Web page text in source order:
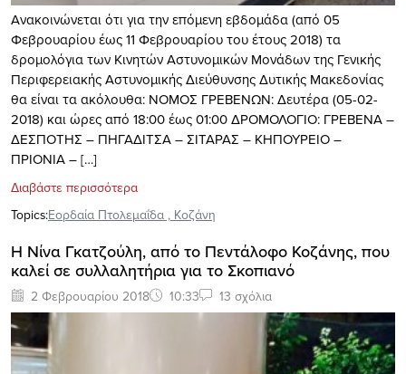
Ανακοινώνεται ότι για την επόμενη εβδομάδα (από 05
Φεβρουαρίου έως 11 Φεβρουαρίου του έτους 2018) τα
δρομολόγια των Κινητών Αστυνομικών Μονάδων της Γενικής
Περιφερειακής Αστυνομικής Διεύθυνσης Δυτικής Μακεδονίας
θα είναι τα ακόλουθα: ΝΟΜΟΣ ΓΡΕΒΕΝΩΝ: Δευτέρα (05-02-
2018) και ώρες από 18:00 έως 01:00 ΔΡΟΜΟΛΟΓΙΟ: ΓΡΕΒΕΝΑ –
ΔΕΣΠΟΤΗΣ – ΠΗΓΑΔΙΤΣΑ – ΣΙΤΑΡΑΣ – ΚΗΠΟΥΡΕΙΟ –
ΠΡΙΟΝΙΑ – […]
Διαβάστε περισσότερα
Topics:Εορδαία Πτολεμαΐδα , Κοζάνη
Η Νίνα Γκατζούλη, από το Πεντάλοφο Κοζάνης, που
καλεί σε συλλαλητήρια για το Σκοπιανό
2 Φεβρουαρίου 2018 10:33 13 σχόλια